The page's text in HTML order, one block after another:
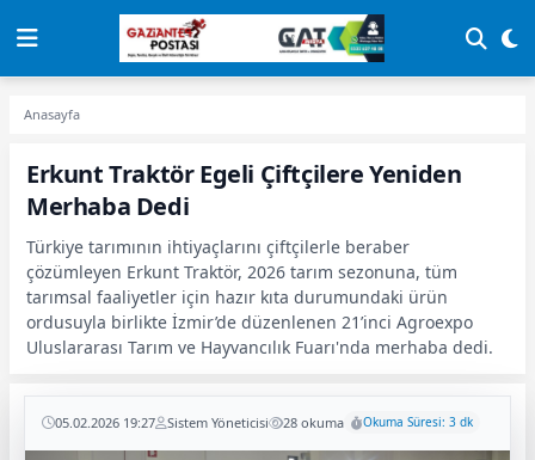
Anasayfa
Erkunt Traktör Egeli Çiftçilere Yeniden
Merhaba Dedi
Türkiye tarımının ihtiyaçlarını çiftçilerle beraber
çözümleyen Erkunt Traktör, 2026 tarım sezonuna, tüm
tarımsal faaliyetler için hazır kıta durumundaki ürün
ordusuyla birlikte İzmir’de düzenlenen 21’inci Agroexpo
Uluslararası Tarım ve Hayvancılık Fuarı'nda merhaba dedi.
05.02.2026 19:27 Sistem Yöneticisi 28 okuma Okuma Süresi: 3 dk